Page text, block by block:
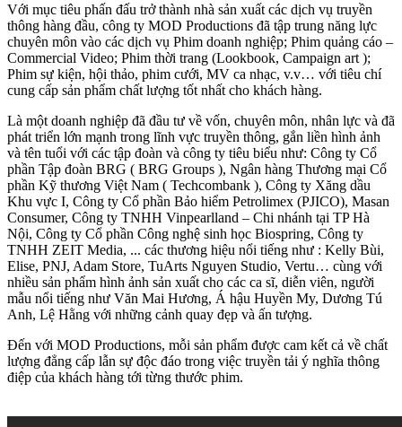
Với mục tiêu phấn đấu trở thành nhà sản xuất các dịch vụ truyền
thông hàng đầu, công ty MOD Productions đã tập trung năng lực
chuyên môn vào các dịch vụ Phim doanh nghiệp; Phim quảng cáo –
Commercial Video; Phim thời trang (Lookbook, Campaign art );
Phim sự kiện, hội thảo, phim cưới, MV ca nhạc, v.v… với tiêu chí
cung cấp sản phẩm chất lượng tốt nhất cho khách hàng.
Là một doanh nghiệp đã đầu tư về vốn, chuyên môn, nhân lực và đã
phát triển lớn mạnh trong lĩnh vực truyền thông, gắn liền hình ảnh
và tên tuổi với các tập đoàn và công ty tiêu biểu như: Công ty Cổ
phần Tập đoàn BRG ( BRG Groups ), Ngân hàng Thương mại Cổ
phần Kỹ thương Việt Nam ( Techcombank ), Công ty Xăng dầu
Khu vực I, Công ty Cổ phần Bảo hiểm Petrolimex (PJICO), Masan
Consumer, Công ty TNHH Vinpearlland – Chi nhánh tại TP Hà
Nội, Công ty Cổ phần Công nghệ sinh học Biospring, Công ty
TNHH ZEIT Media, ... các thương hiệu nổi tiếng như : Kelly Bùi,
Elise, PNJ, Adam Store, TuArts Nguyen Studio, Vertu… cùng với
nhiều sản phẩm hình ảnh sản xuất cho các ca sĩ, diễn viên, người
mẫu nổi tiếng như Văn Mai Hương, Á hậu Huyền My, Dương Tú
Anh, Lệ Hằng với những cảnh quay đẹp và ấn tượng.
Đến với MOD Productions, mỗi sản phẩm được cam kết cả về chất
lượng đẳng cấp lẫn sự độc đáo trong việc truyền tải ý nghĩa thông
điệp của khách hàng tới từng thước phim.